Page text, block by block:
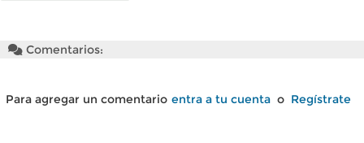
Comentarios:
Para agregar un comentario entra a tu cuenta o Regístrate